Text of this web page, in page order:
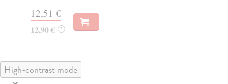
12,51 €
12,90 € ?
High-contrast mode